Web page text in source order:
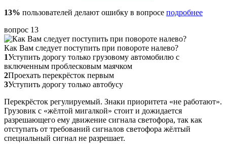
13% пользователей делают ошибку в вопросе подробнее
вопрос 13
Как Вам следует поступить при повороте налево?
1Уступить дорогу только грузовому автомобилю с
включенным проблесковым маячком
2Проехать перекрёсток первым
3Уступить дорогу только автобусу
Перекрёсток регулируемый. Знаки приоритета «не работают».
Грузовик с «жёлтой мигалкой» стоит и дожидается
разрешающего ему движение сигнала светофора, так как
отступать от требований сигналов светофора жёлтый
специальный сигнал не разрешает.